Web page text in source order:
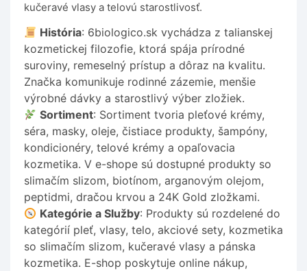
kučeravé vlasy a telovú starostlivosť.
História: 6biologico.sk vychádza z talianskej
kozmetickej filozofie, ktorá spája prírodné
suroviny, remeselný prístup a dôraz na kvalitu.
Značka komunikuje rodinné zázemie, menšie
výrobné dávky a starostlivý výber zložiek.
Sortiment: Sortiment tvoria pleťové krémy,
séra, masky, oleje, čistiace produkty, šampóny,
kondicionéry, telové krémy a opaľovacia
kozmetika. V e-shope sú dostupné produkty so
slimačím slizom, biotínom, arganovým olejom,
peptidmi, dračou krvou a 24K Gold zložkami.
Kategórie a Služby: Produkty sú rozdelené do
kategórií pleť, vlasy, telo, akciové sety, kozmetika
so slimačím slizom, kučeravé vlasy a pánska
kozmetika. E-shop poskytuje online nákup,